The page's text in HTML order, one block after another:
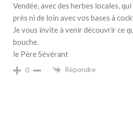
Vendée, avec des herbes locales,
près ni de loin avec vos bases à
Je vous invite à venir découvrir ce
bouche.
le Père Sévérant
0 Répondre